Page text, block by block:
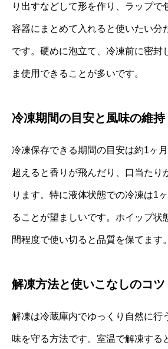
り出すなどして形を作り、ラップで
容器にまとめて入れると使いたい分
です。硬めに泡立て、冷凍前に密封
ま使用できることが多いです。
冷凍期間の目安と風味の維持
冷凍保存できる期間の目安は約1ヶ
超えると香りが飛んだり、口当たり
ります。特に液体状態での冷凍は1
ることが望ましいです。ホイップ状
間程度で使い切ると品質を保てます。
解凍方法と使いこなしのコツ
解凍は冷蔵庫内でゆっくり自然に行
味を守る方法です。室温で解凍する